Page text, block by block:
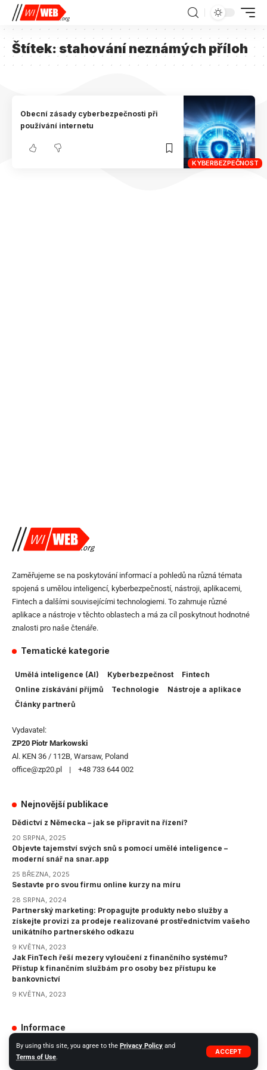
By using this site, you agree to the Privacy Policy and
Terms of Use.
ACCEPT
Štítek:stahování neznámých příloh
KYBERBEZPEČNOST
Obecní zásady cyberbezpečnosti při
používání internetu
Zaměřujeme se na poskytování informací a pohledů na různá témata
spojená s umělou inteligencí, kyberbezpečností, nástroji, aplikacemi,
Fintech a dalšími souvisejícími technologiemi. To zahrnuje různé
aplikace a nástroje v těchto oblastech a má za cíl poskytnout hodnotné
znalosti pro naše čtenáře.
Tematické kategorie
Umělá inteligence (AI) Kyberbezpečnost
Fintech
Online získávání příjmů
Technologie
Nástroje a aplikace
Články partnerů
Vydavatel:
ZP20 Piotr Markowski
Al. KEN 36 / 112B, Warsaw, Poland
office@zp20.pl | +48 733 644 002
Nejnovější publikace
Dědictví z Německa – jak se připravit na řízení?
20 SRPNA, 2025
Objevte tajemství svých snů s pomocí umělé inteligence –
moderní snář na snar.app
25 BŘEZNA, 2025
Sestavte pro svou firmu online kurzy na míru
28 SRPNA, 2024
Partnerský marketing: Propagujte produkty nebo služby a
získejte provizi za prodeje realizované prostřednictvím vašeho
unikátního partnerského odkazu
9 KVĚTNA, 2023
Jak FinTech řeší mezery vyloučení z finančního systému?
Přístup k finančním službám pro osoby bez přístupu ke
bankovnictví
9 KVĚTNA, 2023
Informace
GDPR